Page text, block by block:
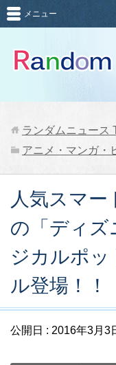
メニュー
ランダムニュース
アニメ・マンガ・
人気スマ
の「ディズ
ジカルポ
ル登場！！
公開日 : 2016年3月3